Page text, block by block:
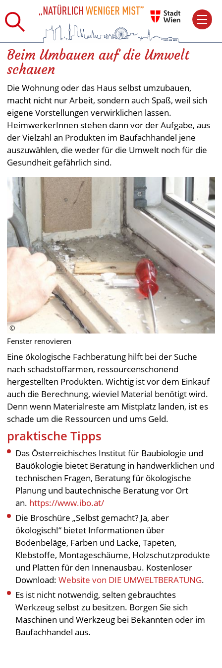
Beim Umbauen auf die Umwelt
schauen
Die Wohnung oder das Haus selbst umzubauen,
macht nicht nur Arbeit, sondern auch Spaß, weil sich
eigene Vorstellungen verwirklichen lassen.
HeimwerkerInnen stehen dann vor der Aufgabe, aus
der Vielzahl an Produkten im Baufachhandel jene
auszuwählen, die weder für die Umwelt noch für die
Gesundheit gefährlich sind.
Fenster renovieren
Eine ökologische Fachberatung hilft bei der Suche
nach schadstoffarmen, ressourcenschonend
hergestellten Produkten. Wichtig ist vor dem Einkauf
auch die Berechnung, wieviel Material benötigt wird.
Denn wenn Materialreste am Mistplatz landen, ist es
schade um die Ressourcen und ums Geld.
praktische Tipps
Das Österreichisches Institut für Baubiologie und
Bauökologie bietet Beratung in handwerklichen und
technischen Fragen, Beratung für ökologische
Planung und bautechnische Beratung vor Ort
an. https://www.ibo.at/
Die Broschüre „Selbst gemacht? Ja, aber
ökologisch!“ bietet Informationen über
Bodenbeläge, Farben und Lacke, Tapeten,
Klebstoffe, Montageschäume, Holzschutzprodukte
und Platten für den Innenausbau. Kostenloser
Download:Website von DIE UMWELTBERATUNG.
Es ist nicht notwendig, selten gebrauchtes
Werkzeug selbst zu besitzen. Borgen Sie sich
Maschinen und Werkzeug bei Bekannten oder im
Baufachhandel aus.